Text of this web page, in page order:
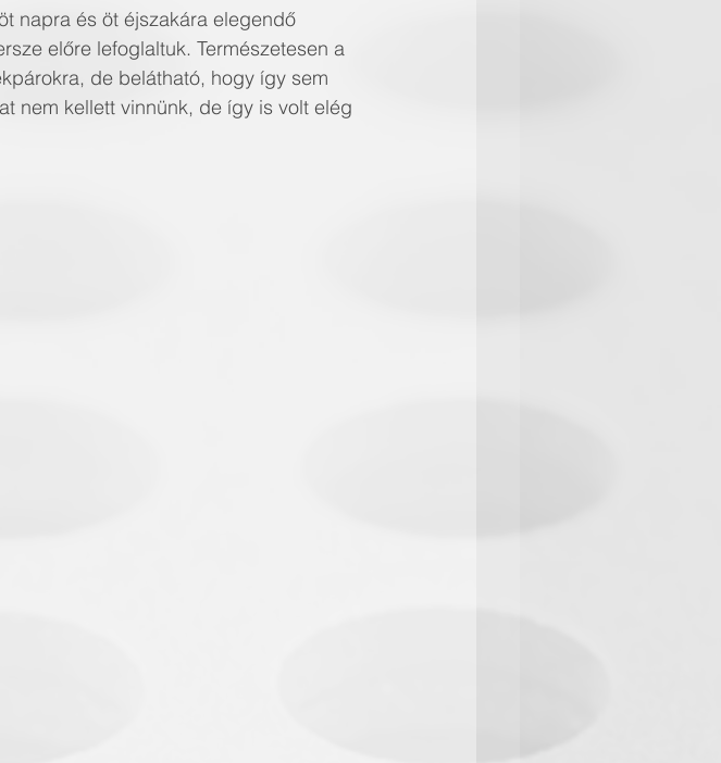
napra és öt éjszakára elegendő
előre lefoglaltuk. Természetesen a
de belátható, hogy így sem
nem kellett vinnünk, de így is volt elég